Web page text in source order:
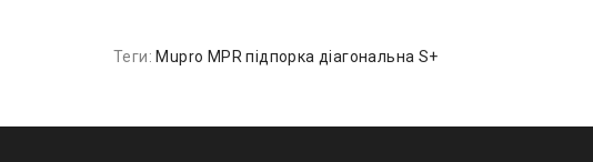
Теги: Mupro MPR підпорка діагональна S+